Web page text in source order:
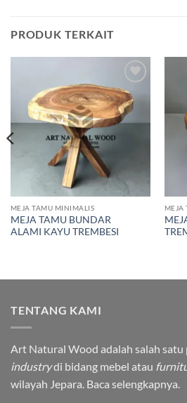
PRODUK TERKAIT
Add to
wishlist
MEJA TAMU MINIMALIS
MEJA TAMU BUNDAR
ALAMI KAYU TREMBESI
MEJA
TENTANG KAMI
Art Natural Wood adalah salah satu
industrydi bidang mebel atau
wilayah Jepara. Baca selengkapnya.